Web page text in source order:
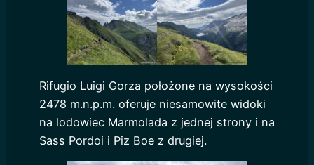
Rifugio Luigi Gorza położone na wysokości
2478 m.n.p.m. oferuje niesamowite widoki
na lodowiec Marmolada z jednej strony i na
Sass Pordoi i Piz Boe z drugiej.